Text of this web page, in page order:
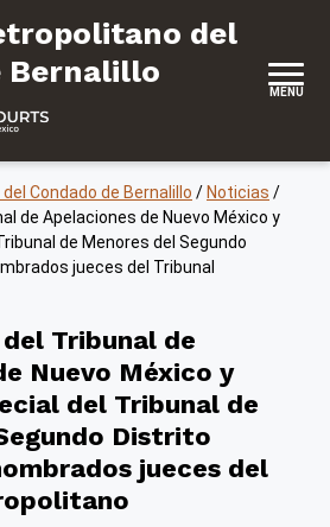
del Condado
del
Bernalillo
MENU
Condado de Bernalillo / Noticias /
de Apelaciones de Nuevo México y
de Menores del Segundo
jueces del Tribunal
Tribunal de
Nuevo México y
del Tribunal de
Distrito
jueces del